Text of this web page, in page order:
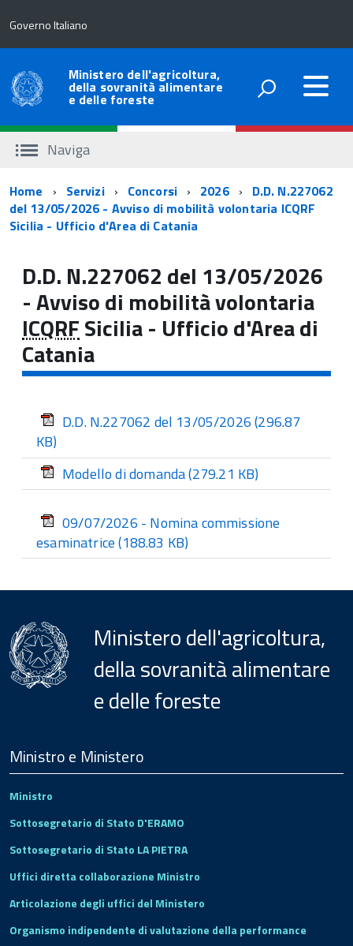
Governo Italiano
Ministero dell'agricoltura,
della sovranità alimentare
e delle foreste
Naviga
Percorso
di
Home Servizi Concorsi 2026
D.D. N.227062
del 13/05/2026 - Avviso di mobilità volontaria ICQRF
Sicilia - Ufficio d'Area di Catania
D.D. N.227062 del 13/05/2026
- Avviso di mobilità volontaria
ICQRFSicilia - Ufficio d'Area di
Catania
D.D. N.227062 del 13/05/2026(296.87
KB)
Modello di domanda(279.21 KB)
09/07/2026 - Nomina commissione
esaminatrice(188.83 KB)
Ministero dell'agricoltura,
della sovranità alimentare
e delle foreste
Footer
Ministro e Ministero
Ministro
Sottosegretario di Stato D'ERAMO
Sottosegretario di Stato LA PIETRA
Uffici diretta collaborazione Ministro
Articolazione degli uffici del Ministero
Organismo indipendente di valutazione della performance